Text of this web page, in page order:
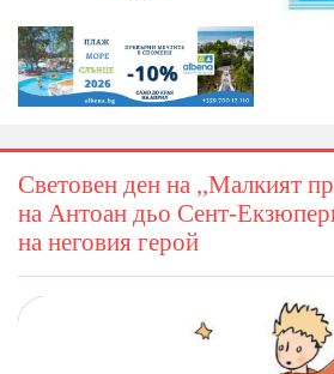
Световен ден на ,,Малкият
на Антоан дьо Сент-
на неговия герой